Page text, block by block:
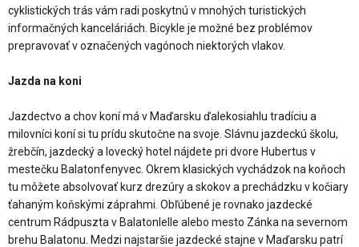
cyklistických trás vám radi poskytnú v mnohých turistických
informačných kanceláriách. Bicykle je možné bez problémov
prepravovať v označených vagónoch niektorých vlakov.
Jazda na koni
Jazdectvo a chov koní má v Maďarsku ďalekosiahlu tradíciu a
milovníci koní si tu prídu skutočne na svoje. Slávnu jazdeckú školu,
žrebčín, jazdecký a lovecký hotel nájdete pri dvore Hubertus v
mestečku Balatonfenyvec. Okrem klasických vychádzok na koňoch
tu môžete absolvovať kurz drezúry a skokov a prechádzku v kočiary
ťahaným koňskými záprahmi. Obľúbené je rovnako jazdecké
centrum Rádpuszta v Balatonlelle alebo mesto Zánka na severnom
brehu Balatonu. Medzi najstaršie jazdecké stajne v Maďarsku patrí